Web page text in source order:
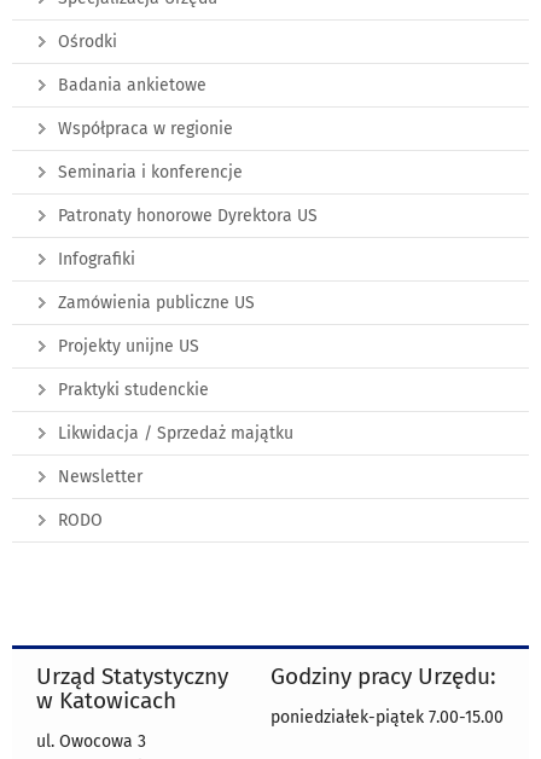
Ośrodki
Badania ankietowe
Współpraca w regionie
Seminaria i konferencje
Patronaty honorowe Dyrektora US
Infografiki
Zamówienia publiczne US
Projekty unijne US
Praktyki studenckie
Likwidacja / Sprzedaż majątku
Newsletter
RODO
Urząd Statystyczny
w Katowicach
ul. Owocowa 3
Godziny pracy Urzędu:
poniedziałek-piątek 7.00-15.00